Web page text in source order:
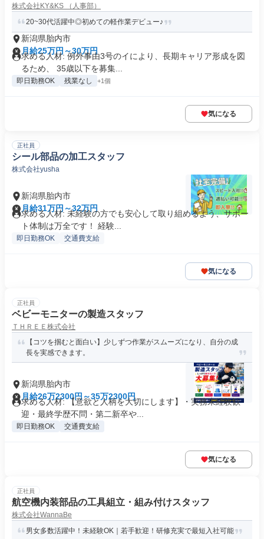
株式会社KY&KS （人事部）
20~30代活躍中◎初めての軽作業デビュー♪
新潟県胎内市
月給25万円～30万円
求める人材: 例外事由3号のイにより、長期キャリア形成を図
るため、 35歳以下を募集...
即日勤務OK 残業なし +1個
気になる
正社員
シール部品の加工スタッフ
株式会社yusha
新潟県胎内市
月給31万円～32万円
求める人材: 未経験の方でも安心して取り組めるよう、サポー
ト体制は万全です！ 経験...
即日勤務OK 交通費支給
気になる
正社員
ベビーモニターの製造スタッフ
ＴＨＲＥＥ株式会社
【コツを掴むと面白い】少しずつ作業がスムーズになり、自分の成
長を実感できます。
新潟県胎内市
月給26万2300円～35万2300円
求める人材: 【意欲と人柄を大切にします】・実務未経験歓
迎・最終学歴不問・第二新卒や...
即日勤務OK 交通費支給
気になる
正社員
航空機内装部品の工具組立・組み付けスタッフ
株式会社WannaBe
男女多数活躍中！未経験OK｜若手歓迎！研修充実で最短入社可能